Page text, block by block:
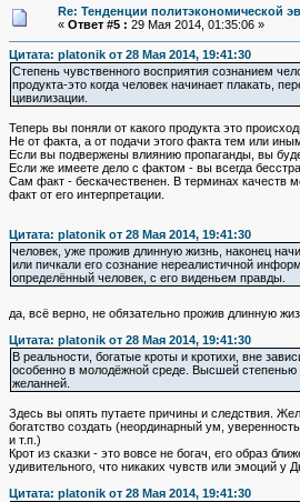
Re: Тенденции политэкономической
« Ответ #5 : 29 Мая 2014, 01:35:06 »
Цитата: platonik от 28 Мая 2014, 19:41:30
Степень чувственного восприятия сознанием
продукта-это когда человек начинает плакать,
цивилизации.
Теперь вы поняли от какого продукта это
Не от факта, а от подачи этого факта тем или
Если вы подвержены влиянию пропаганды, вы
Если же имеете дело с фактом - вы всегда
Сам факт - бескачественен. В терминах качеств
факт от его интерпретации.
Цитата: platonik от 28 Мая 2014, 19:41:30
человек, уже прожив длинную жизнь, наконец
или пичкали его сознание нереалистичной
определённый человек, с его виденьем правды.
да, всё верно, не обязательно прожив длинную
Цитата: platonik от 28 Мая 2014, 19:41:30
В реальности, богатые кроты и кротихи, вне
особенно в молодёжной среде. Высшей степенью
желанней.
Здесь вы опять путаете причины и следствия.
богатство создать (неординарный ум,
и т.п.)
Крот из сказки - это вовсе не богач, его образ
удивительного, что никаких чувств или эмоций у
Цитата: platonik от 28 Мая 2014, 19:41:30